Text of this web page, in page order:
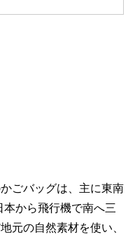
ごバッグは、主に東南
から飛行機で南へ三
元の自然素材を使い、